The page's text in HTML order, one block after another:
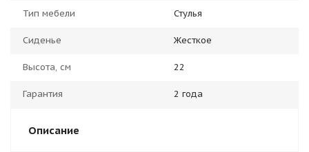
Тип мебели Стулья
Сиденье Жесткое
Высота, см 22
Гарантия 2 года
Описание